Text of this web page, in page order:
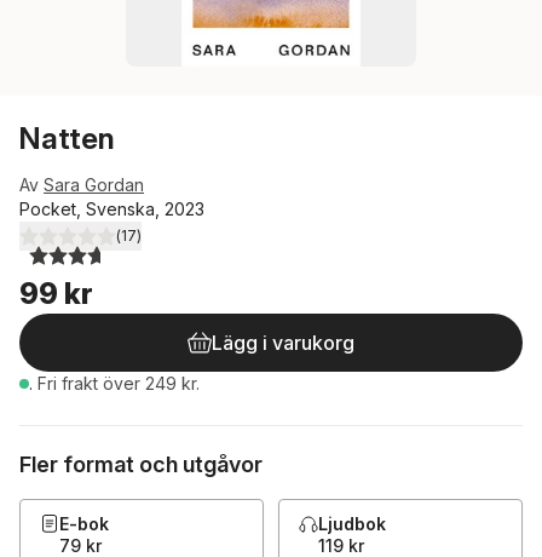
Natten
Av Sara Gordan
Pocket, Svenska, 2023
3,7utav 5 stjärnor. Totalt antal röster:
(17)
99 kr
Lägg i varukorg
. Fri frakt över 249 kr.
Fler format och utgåvor
E-bok
79 kr
Ljudbok
119 kr